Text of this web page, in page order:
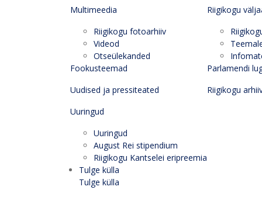
Multimeedia
Riigikogu fotoarhiiv
Videod
Otseülekanded
Fookusteemad
Uudised ja pressiteated
Uuringud
Uuringud
August Rei stipendium
Riigikogu Kantselei eripreemia
Riigikogu
Parlamendi
Riigikogu
Tulge külla
Tulge külla